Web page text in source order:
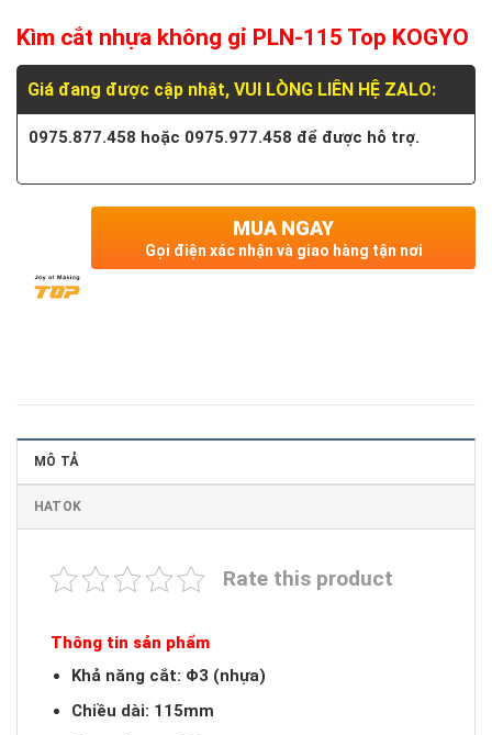
Kìm cắt nhựa không gỉ PLN-115 Top KOGYO
Giá đang được cập nhật, VUI LÒNG LIÊN HỆ ZALO:
0975.877.458 hoặc 0975.977.458 để được hỗ trợ.
MUA NGAY
Gọi điện xác nhận và giao hàng tận nơi
MÔ TẢ
HATOK
Rate this product
Thông tin sản phẩm
Khả năng cắt: Φ3 (nhựa)
Chiều dài: 115mm